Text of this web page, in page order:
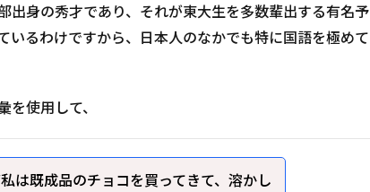
出身の秀才であり、それが東大生を多数輩出する有名予
いるわけですから、日本人のなかでも特に国語を極めて
使用して、
は既成品のチョコを買ってきて、溶かし